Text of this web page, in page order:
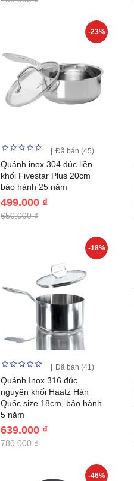
-23%
Đã bán (45)
Quánh inox 304 đúc liền
khối Fivestar Plus 20cm
bảo hành 25 năm
499.000 ₫
650.000 ₫
-18%
Đã bán (41)
Quánh Inox 316 đúc
nguyên khối Haatz Hàn
Quốc size 18cm, bảo hành
5 năm
639.000 ₫
780.000 ₫
-46%